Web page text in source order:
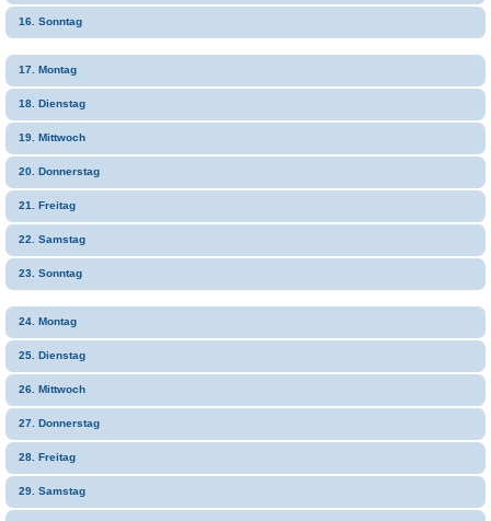
16. Sonntag
17. Montag
18. Dienstag
19. Mittwoch
20. Donnerstag
21. Freitag
22. Samstag
23. Sonntag
24. Montag
25. Dienstag
26. Mittwoch
27. Donnerstag
28. Freitag
29. Samstag